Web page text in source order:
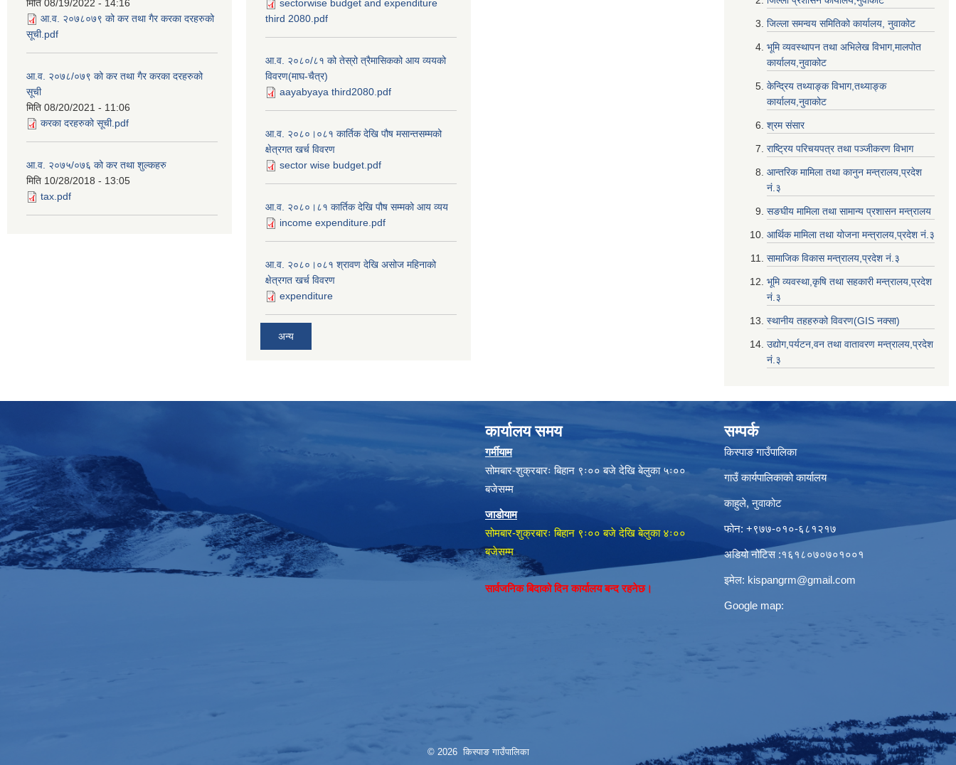
मिति 08/19/2022 - 14:16
आ.व. २०७८०७९ को कर तथा गैर करका दरहरुको
सूची.pdf
आ.व. २०७८/०७९ को कर तथा गैर करका दरहरुको
सूची
मिति 08/20/2021 - 11:06
करका दरहरुको सूची.pdf
आ.व. २०७५/०७६ को कर तथा शुल्कहरु
मिति 10/28/2018 - 13:05
tax.pdf
sectorwise budget and expenditure
third 2080.pdf
आ.व. २०८०/८१ को तेस्रो त्रैमासिकको आय व्ययको
विवरण(माघ-चैत्र)
aayabyaya third2080.pdf
आ.व. २०८०।०८१ कार्तिक देखि पौष मसान्तसम्मको
क्षेत्रगत खर्च विवरण
sector wise budget.pdf
आ.व. २०८०।८१ कार्तिक देखि पौष सम्मको आय व्यय
income expenditure.pdf
आ.व. २०८०।०८१ श्रावण देखि असोज महिनाको
क्षेत्रगत खर्च विवरण
expenditure
अन्य
जिल्ला समन्वय समितिको कार्यालय, नुवाकोट
भूमि व्यवस्थापन तथा अभिलेख विभाग,मालपोत
कार्यालय,नुवाकोट
केन्द्रिय तथ्याङ्क विभाग,तथ्याङ्क
कार्यालय,नुवाकोट
श्रम संसार
राष्ट्रिय परिचयपत्र तथा पञ्जीकरण विभाग
आन्तरिक मामिला तथा कानुन मन्त्रालय,प्रदेश
नं‌‍‌‍.३
सङघीय मामिला तथा सामान्य प्रशासन मन्त्रालय
आर्थिक मामिला तथा योजना मन्त्रालय,प्रदेश नं‌‍‌‍.३
सामाजिक विकास मन्त्रालय,प्रदेश नं‌‍‌‍.३
भूमि व्यवस्था,कृषि तथा सहकारी मन्त्रालय,प्रदेश
नं‌‍‌‍.३
स्थानीय तहहरुको विवरण(GIS नक्सा)
उद्योग,पर्यटन,वन तथा वातावरण मन्त्रालय,प्रदेश
नं‌‍‌‍.३
कार्यालय समय
गर्मीयाम
सोमबार-शुक्रबारः बिहान ९ः०० बजे देखि बेलुका ५ः००
बजेसम्म
जाडोयाम
सोमबार-शुक्रबारः बिहान ९ः०० बजे देखि बेलुका ४ः००
बजेसम्म
सार्वजनिक बिदाको दिन कार्यालय बन्द रहनेछ।
सम्पर्क
किस्पाङ गाउँपालिका
गाउँ कार्यपालिकाको कार्यालय
काहुले‍‍, नुवाकोट
फोन: ‌+९७७-०१०-६८१२१७
अडियो नोटिस ‌‍:१६१८०७०७०१००१
इमेल: kispangrm@gmail.com
Google map:
© 2026 किस्पाङ गाउँपालिका